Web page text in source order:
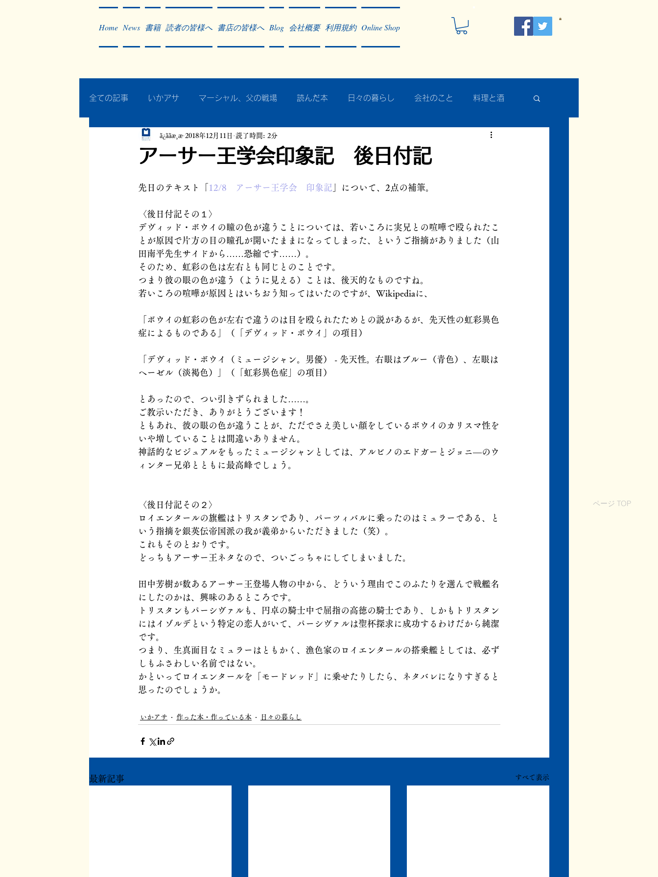
Home News 書籍 読者の皆様へ 書店の皆様へ Blog 会社概要 利用規約 Online Shop
ページ TOP
全ての記事 いかアサ マーシャル、父の戦場 読んだ本 日々の暮らし 会社のこと 料理と酒
秘蔵写真200枚でたどるアジア・太平洋戦争
アーサー王学会印象記 後日付記
ã¿ããæ¸æ 2018年12月11日 読了時間: 2分
先日のテキスト「 12/8　アーサー王学会　印象記 」について、2点の補筆。
〈後日付記その１〉
デヴィッド・ボウイの瞳の色が違うことについては、若いころに実兄との喧嘩で殴られたこ
とが原因で片方の目の瞳孔が開いたままになってしまった、というご指摘がありました（山
田南平先生サイドから……恐縮です……）。
そのため、虹彩の色は左右とも同じとのことです。
つまり彼の眼の色が違う（ように見える）ことは、後天的なものですね。
若いころの喧嘩が原因とはいちおう知ってはいたのですが、Wikipediaに、
「ボウイの虹彩の色が左右で違うのは目を殴られたためとの説があるが、先天性の虹彩異色
症によるものである」（「デヴィッド・ボウイ」の項目）
「デヴィッド・ボウイ（ミュージシャン。男優） - 先天性。右眼はブルー（青色）、左眼は
ヘーゼル（淡褐色）」（「虹彩異色症」の項目）
とあったので、つい引きずられました……。
ご教示いただき、ありがとうございます！
ともあれ、彼の眼の色が違うことが、ただでさえ美しい顔をしているボウイのカリスマ性を
いや増していることは間違いありません。
神話的なビジュアルをもったミュージシャンとしては、アルビノのエドガーとジョニ―のウ
ィンター兄弟とともに最高峰でしょう。
〈後日付記その２〉
ロイエンタールの旗艦はトリスタンであり、パーツィバルに乗ったのはミュラーである、と
いう指摘を銀英伝帝国派の我が義弟からいただきました（笑）。
これもそのとおりです。
どっちもアーサー王ネタなので、ついごっちゃにしてしまいました。
田中芳樹が数あるアーサー王登場人物の中から、どういう理由でこのふたりを選んで戦艦名
にしたのかは、興味のあるところです。
トリスタンもパーシヴァルも、円卓の騎士中で屈指の高徳の騎士であり、しかもトリスタン
にはイゾルデという特定の恋人がいて、パーシヴァルは聖杯探求に成功するわけだから純潔
です。
つまり、生真面目なミュラーはともかく、漁色家のロイエンタールの搭乗艦としては、必ず
しもふさわしい名前ではない。
かといってロイエンタールを「モードレッド」に乗せたりしたら、ネタバレになりすぎると
思ったのでしょうか。
いかアサ 作った本・作っている本 日々の暮らし
最新記事 すべて表示